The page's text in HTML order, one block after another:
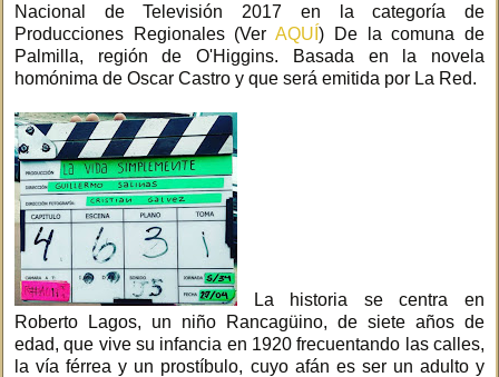
Nacional de Televisión 2017 en la categoría de
Producciones Regionales (VerAQUÍ) De la comuna de
Palmilla, región de O'Higgins. Basada en la novela
homónima de Oscar Castro y que será emitida por La Red.
La historia se centra en
Roberto Lagos, un niño Rancagüino, de siete años de
edad, que vive su infancia en 1920 frecuentando las calles,
la vía férrea y un prostíbulo, cuyo afán es ser un adulto y